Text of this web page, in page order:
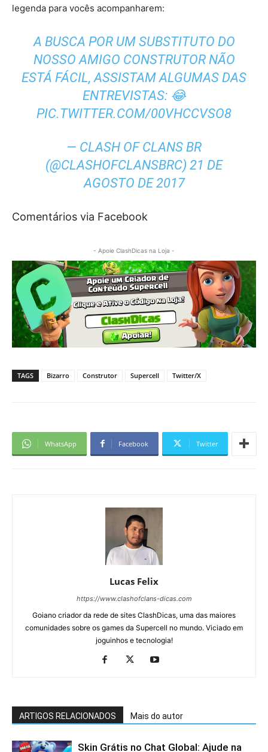
legenda para vocês acompanharem:
A BUSCA POR UM SUBSTITUTO DO
NOSSO AMIGO CONSTRUTOR NÃO
ESTÁ FÁCIL, ASSISTAM ALGUMAS DAS
ENTREVISTAS: 😂
PIC.TWITTER.COM/00VHCCVSO8
— CLASH OF CLANS BR
(@CLASHOFCLANSBRC) 21 DE
AGOSTO DE 2017
Comentários via Facebook
- Apoie ClashDicas na Loja -
TAGS Bizarro Construtor Supercell Twitter/X
WhatsApp Facebook Twitter
Lucas Felix
https://www.clashofclans-dicas.com
Goiano criador da rede de sites ClashDicas, uma das maiores
comunidades sobre os games da Supercell no mundo. Viciado em
joguinhos e tecnologia!
ARTIGOS RELACIONADOS Mais do autor
Skin Grátis no Chat Global: Ajude na